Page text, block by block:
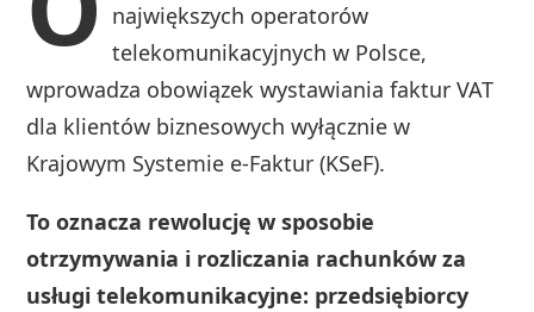
największych operatorów
telekomunikacyjnych w Polsce,
wprowadza obowiązek wystawiania faktur VAT
dla klientów biznesowych wyłącznie w
Krajowym Systemie e-Faktur (KSeF).
To oznacza rewolucję w sposobie
otrzymywania i rozliczania rachunków za
usługi telekomunikacyjne: przedsiębiorcy